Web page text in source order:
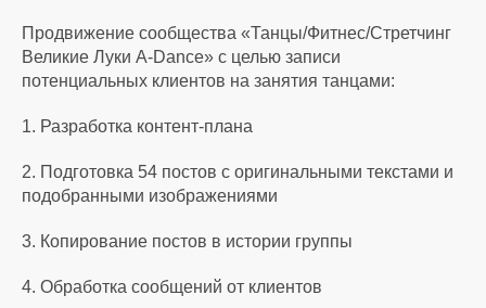
Продвижение сообщества «Танцы/Фитнес/Стретчинг
Великие Луки A-Dance» с целью записи
потенциальных клиентов на занятия танцами:
1. Разработка контент-плана
2. Подготовка 54 постов с оригинальными текстами и
подобранными изображениями
3. Копирование постов в истории группы
4. Обработка сообщений от клиентов